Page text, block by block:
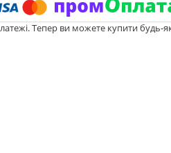
Тепер ви можете купити будь-